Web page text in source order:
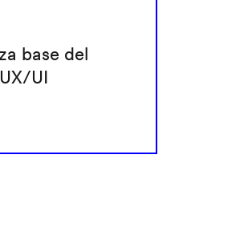
base del
UI